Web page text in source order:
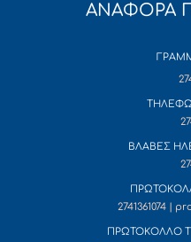
ΑΝΑΦΟΡΑ
ΒΛΑΒΕΣ
2741361074 |
ΠΡΩΤΟΚΟΛΛΟ